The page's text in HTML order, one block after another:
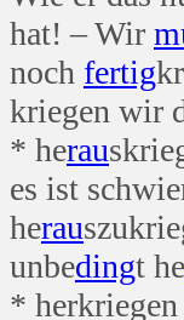
hat! – Wir
noch fertig
kriegen wir
* herau
es ist
herau
unbedingt he
*